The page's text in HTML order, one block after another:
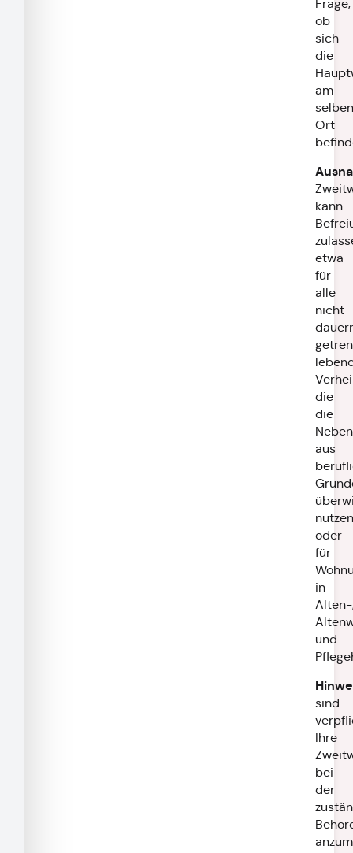
Frage,
ob
sich
die
am
selben
Ort
kann
etwa
für
alle
nicht
die
die
aus
nutzen
oder
für
in
und
sind
Ihre
bei
der